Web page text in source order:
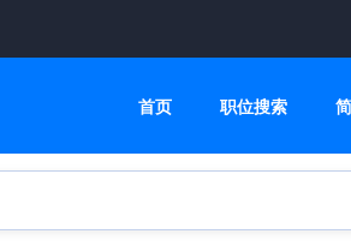
首页 职位搜索